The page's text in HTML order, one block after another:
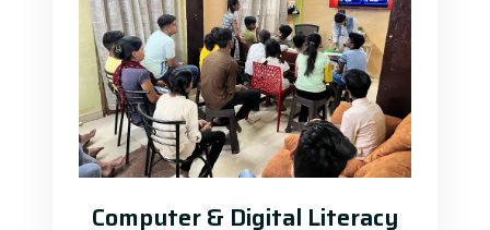
Computer & Digital Literacy